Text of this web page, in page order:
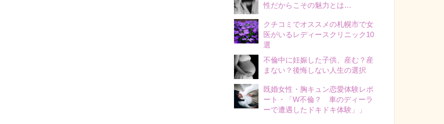
性だからこその魅力とは…
クチコミでオススメの札幌市で女
医がいるレディースクリニック10
選
不倫中に妊娠した子供、産む？産
まない？後悔しない人生の選択
既婚女性・胸キュン恋愛体験レポ
ート・「W不倫？ 車のディーラ
ーで遭遇したドキドキ体験」」